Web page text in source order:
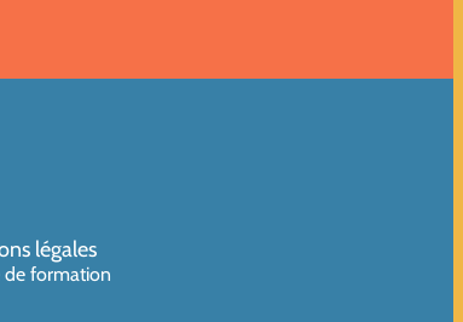
légales
de formation